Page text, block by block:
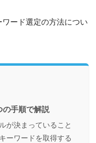
ード選定の方法につい
の手順で解説
が決まっていること
ーワードを取得する